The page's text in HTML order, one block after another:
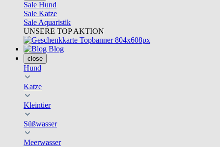
Sale Hund
Sale Katze
Sale Aquaristik
UNSERE TOP AKTION
Blog
close
Hund
Katze
Kleintier
Süßwasser
Meerwasser